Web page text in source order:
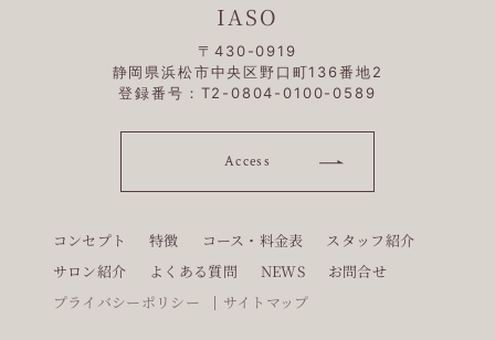
IASO
〒430-0919
静岡県浜松市中央区野口町136番地2
登録番号：T2-0804-0100-0589
Access
コンセプト 特徴 コース・料金表
スタッフ紹介
サロン紹介
よくある質問 NEWS
お問合せ
プライバシーポリシー
サイトマップ